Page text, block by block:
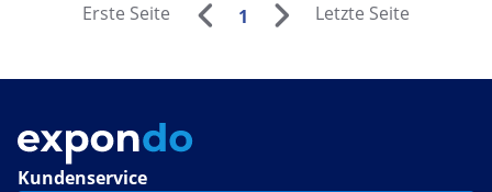
Erste Seite 1 Letzte Seite
Kundenservice